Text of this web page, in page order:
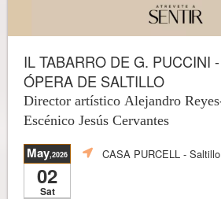
IL TABARRO DE G. PUCCINI
ÓPERA DE SALTILLO
Director artístico Alejandro
Escénico Jesús Cervantes
May,2026
02
Sat
CASA PURCELL -